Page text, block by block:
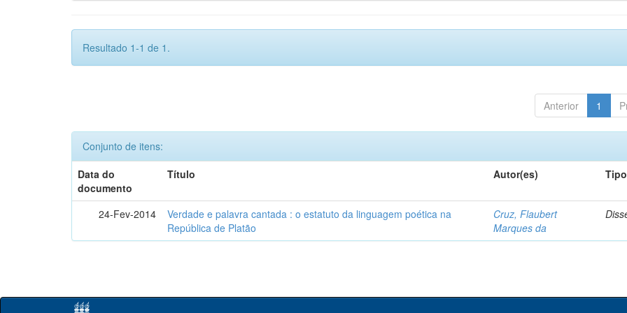
Resultado 1-1 de 1.
Anterior 1
Conjunto de itens:
Data do
documento
Título Autor(es) Tipo
24-Fev-2014
Verdade e palavra cantada : o estatuto da linguagem poética na
República de Platão
Cruz, Flaubert
Marques da